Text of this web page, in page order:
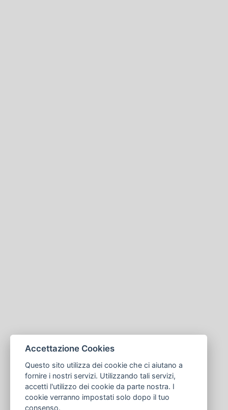
Accettazione Cookies
Questo sito utilizza dei cookie che ci aiutano a
fornire i nostri servizi. Utilizzando tali servizi,
accetti l'utilizzo dei cookie da parte nostra. I
cookie verranno impostati solo dopo il tuo
consenso.